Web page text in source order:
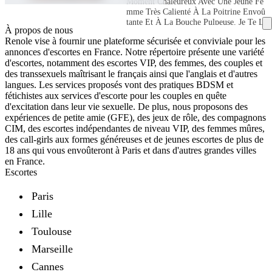
Suis Une Femme Polie Et Courtois J'en
Attends De Même De Votre Part ✅ Une
Prise De Rendez-Vous Est Faite Au Télé
Phone Ou Par Message ✅ Le Rendez-Vo
Us Doit Êtres Confirmer Une Demi Heur
E Avant ✅ Merci Cordialement
Mme Très Calienté À La Poitrine Envoû
Tante Et À La Bouche Pulpeuse. Je Te L
Sexe
Femme
Ville
Angoulême
Nationalité
Orientation
Couleur de cheveux
Incall
Outcall
18 — 64
À propos de nous
Renole vise à fournir une plateforme sécurisée et conviviale pour les
annonces d'escortes en France. Notre répertoire présente une variété
d'escortes, notamment des escortes VIP, des femmes, des couples et
des transsexuels maîtrisant le français ainsi que l'anglais et d'autres
langues. Les services proposés vont des pratiques BDSM et
fétichistes aux services d'escorte pour les couples en quête
d'excitation dans leur vie sexuelle. De plus, nous proposons des
expériences de petite amie (GFE), des jeux de rôle, des compagnons
CIM, des escortes indépendantes de niveau VIP, des femmes mûres,
des call-girls aux formes généreuses et de jeunes escortes de plus de
18 ans qui vous envoûteront à Paris et dans d'autres grandes villes
en France.
Escortes
Paris
Lille
Toulouse
Marseille
Cannes